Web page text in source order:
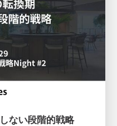
ない段階的戦略